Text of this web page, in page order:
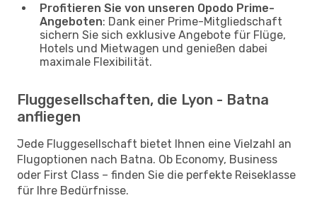
Profitieren Sie von unseren Opodo Prime-
Angeboten: Dank einer Prime-Mitgliedschaft
sichern Sie sich exklusive Angebote für Flüge,
Hotels und Mietwagen und genießen dabei
maximale Flexibilität.
Fluggesellschaften, die Lyon - Batna
anfliegen
Jede Fluggesellschaft bietet Ihnen eine Vielzahl an
Flugoptionen nach Batna. Ob Economy, Business
oder First Class – finden Sie die perfekte Reiseklasse
für Ihre Bedürfnisse.